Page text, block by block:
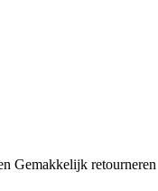
Gemakkelijk retourneren